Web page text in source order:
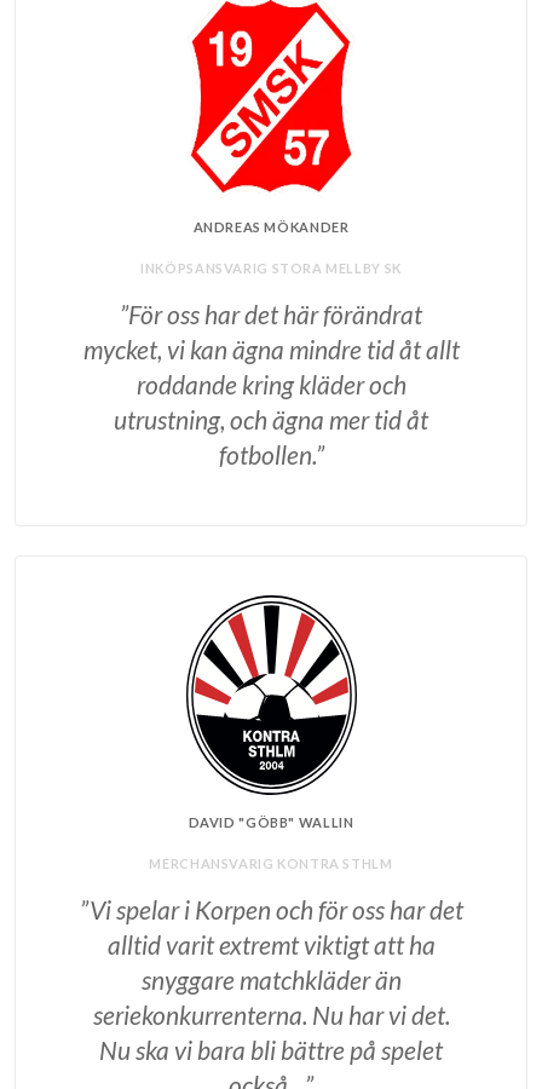
ANDREAS MÖKANDER
INKÖPSANSVARIG STORA MELLBY SK
”För oss har det här förändrat
mycket, vi kan ägna mindre tid åt allt
roddande kring kläder och
utrustning, och ägna mer tid åt
fotbollen.”
DAVID "GÖBB" WALLIN
MERCHANSVARIG KONTRA STHLM
”Vi spelar i Korpen och för oss har det
alltid varit extremt viktigt att ha
snyggare matchkläder än
seriekonkurrenterna. Nu har vi det.
Nu ska vi bara bli bättre på spelet